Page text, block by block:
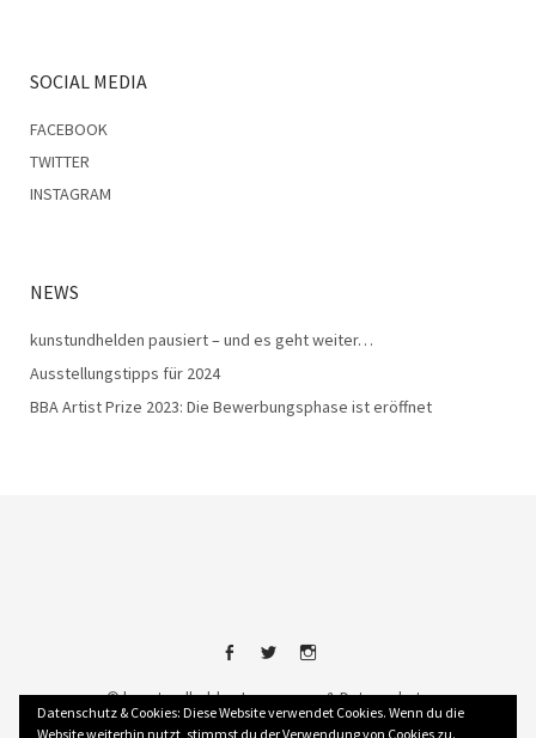
SOCIAL MEDIA
FACEBOOK
TWITTER
INSTAGRAM
NEWS
kunstundhelden pausiert – und es geht weiter…
Ausstellungstipps für 2024
BBA Artist Prize 2023: Die Bewerbungsphase ist eröffnet
FACEBOOK
TWITTERINSTAGRAM
©kunstundheldenImpressum & Datenschutz
Datenschutz & Cookies: Diese Website verwendet Cookies. Wenn du die
Website weiterhin nutzt, stimmst du der Verwendung von Cookies zu.